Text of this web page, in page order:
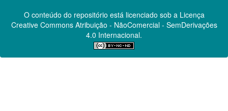
O conteúdo do repositório está licenciado sob a Licença
Creative CommonsAtribuição - NãoComercial - SemDerivações
4.0 Internacional.